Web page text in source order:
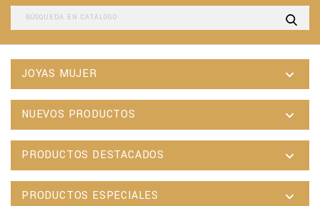
JOYAS MUJER 
NUEVOS PRODUCTOS 
PRODUCTOS DESTACADOS 
PRODUCTOS ESPECIALES 